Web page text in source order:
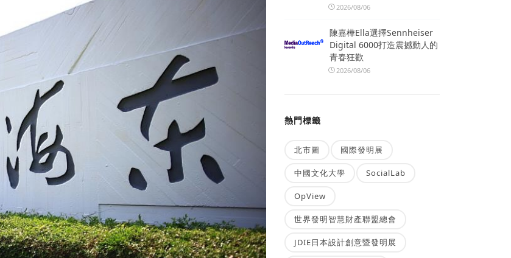
2026/08/06
陳嘉樺Ella選擇Sennheiser
Digital 6000打造震撼動人的
青春狂歡
2026/08/06
熱門標籤
北市圖 國際發明展
中國文化大學 SocialLab
OpView
世界發明智慧財產聯盟總會
JDIE日本設計創意暨發明展